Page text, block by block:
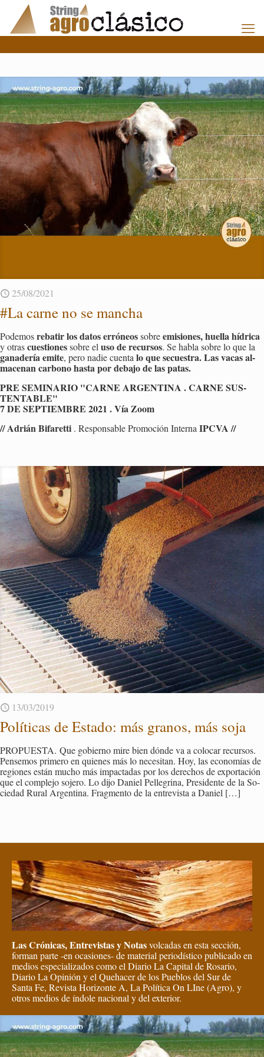
25/08/2021
#La carne no se man­cha
Po­de­mosre­ba­tir los datos erró­neossobreemi­sio­nes, hue­lla hí­dri­ca
y otrascues­tio­nessobre el uso de re­cur­sos. Se habla sobre lo que la
ga­na­de­ría emite, pero nadie cuen­ta lo que se­cues­tra. Las vacas al­
ma­ce­nan car­bono hasta por de­ba­jo de las patas.
PRE SE­MI­NA­RIO "CARNE AR­GEN­TI­NA . CARNE SUS­
TEN­TA­BLE"
7 DE SEP­TIEM­BRE 2021 . Vía Zoom
// Adrián Bi­fa­ret­ti . Res­pon­sa­ble Pro­mo­ción In­ter­na IPCVA //
13/03/2019
Po­lí­ti­cas de Es­ta­do: más gra­nos, más soja
PRO­PUES­TA. Que go­bierno mire bien dónde va a co­lo­car re­cur­sos.
Pen­se­mos pri­me­ro en quie­nes más lo ne­ce­si­tan. Hoy, las eco­no­mías de
re­gio­nes están mucho más im­pac­ta­das por los de­re­chos de ex­por­ta­ción
que el com­ple­jo so­je­ro. Lo dijo Da­niel Pe­lle­gri­na, Pre­si­den­te de la So­
cie­dad Rural Ar­gen­ti­na. Frag­men­to de la en­tre­vis­ta a Da­niel […]
Las Crónicas, Entrevistas y Notasvolcadas en esta sección,
forman parte -en ocasiones- de material periodístico publicado en
medios especializados como el Diario La Capital de Rosario,
Diario La Opinión y el Quehacer de los Pueblos del Sur de
Santa Fe, Revista Horizonte A, La Política On LIne (Agro), y
otros medios de índole nacional y del exterior.